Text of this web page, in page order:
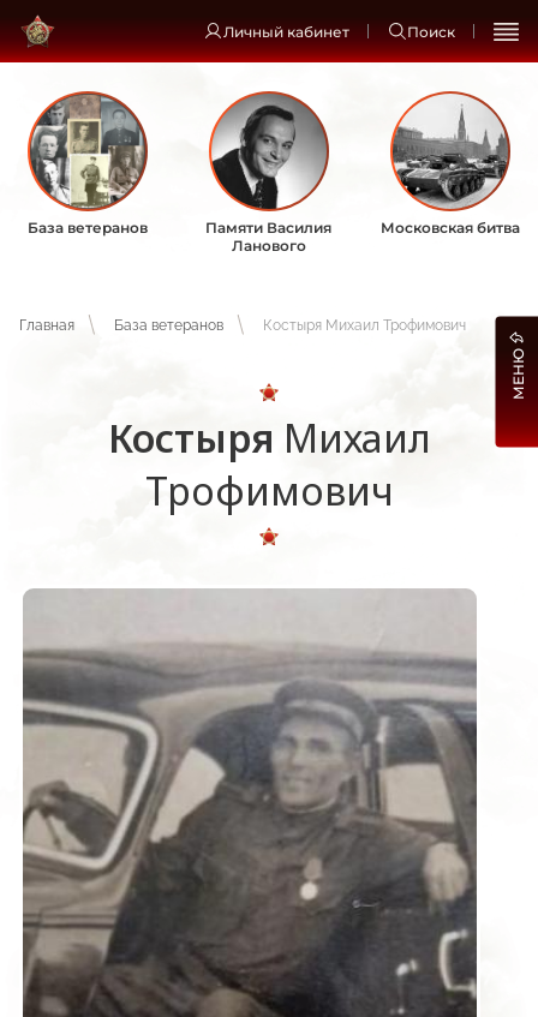
Личный кабинет Поиск
База ветеранов
Памяти Василия
Ланового
Московская битва
Главная База ветеранов Костыря Михаил Трофимович
Костыря Михаил
Трофимович
МЕНЮ